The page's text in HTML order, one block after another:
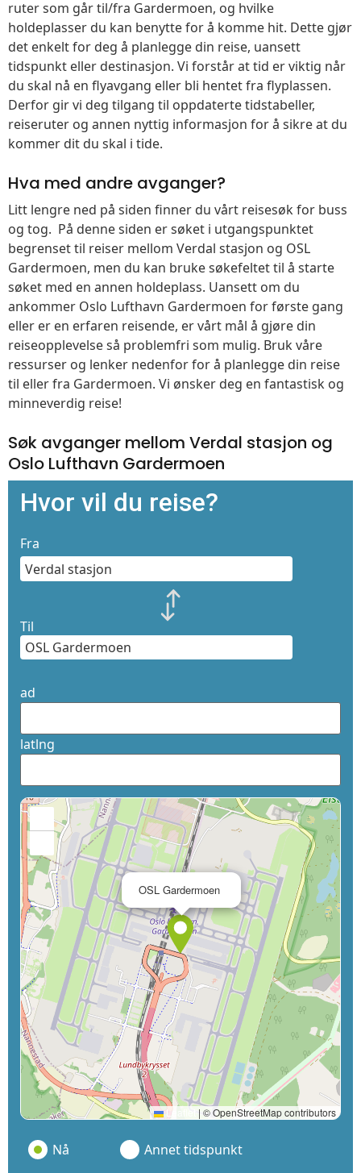
ruter som går til/fra Gardermoen, og hvilke
holdeplasser du kan benytte for å komme hit. Dette gjør
det enkelt for deg å planlegge din reise, uansett
tidspunkt eller destinasjon. Vi forstår at tid er viktig når
du skal nå en flyavgang eller bli hentet fra flyplassen.
Derfor gir vi deg tilgang til oppdaterte tidstabeller,
reiseruter og annen nyttig informasjon for å sikre at du
kommer dit du skal i tide.
Hva med andre avganger?
Litt lengre ned på siden finner du vårt reisesøk for buss
og tog. På denne siden er søket i utgangspunktet
begrenset til reiser mellom Verdal stasjon og OSL
Gardermoen, men du kan bruke søkefeltet til å starte
søket med en annen holdeplass. Uansett om du
ankommer Oslo Lufthavn Gardermoen for første gang
eller er en erfaren reisende, er vårt mål å gjøre din
reiseopplevelse så problemfri som mulig. Bruk våre
ressurser og lenker nedenfor for å planlegge din reise
til eller fra Gardermoen. Vi ønsker deg en fantastisk og
minneverdig reise!
Søk avganger mellom Verdal stasjon og
Oslo Lufthavn Gardermoen
Hvor vil du reise?
Fra
Til
ad
latlng
OSL Gardermoen
Leaflet | © OpenStreetMap contributors
Nå Annet tidspunkt